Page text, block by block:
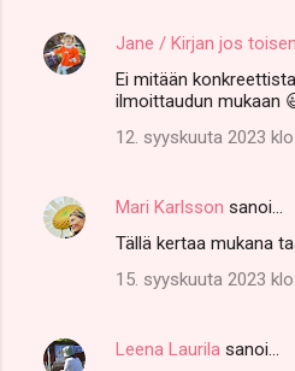
Jane / Kirjan jos
Ei mitään
ilmoittaudun mukaan
12. syyskuuta 2023
Mari Karlsson sanoi…
Tällä kertaa mukana
15. syyskuuta 2023
Leena Laurila sanoi…